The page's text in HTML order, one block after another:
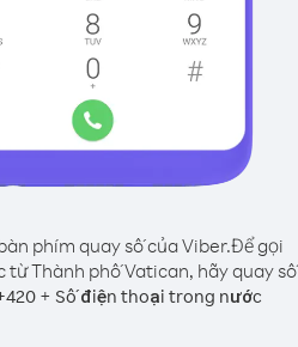
phím quay số của Viber.Để gọi
từ Thành phố Vatican, hãy quay số
420 + Số điện thoại trong nước